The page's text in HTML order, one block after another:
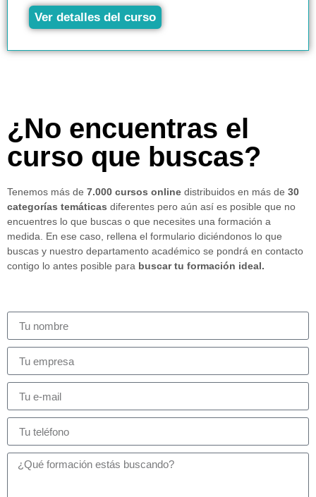
Ver detalles del curso
¿No encuentras el
curso que buscas?
Tenemos más de 7.000 cursos online distribuidos en más de 30
categorías temáticas diferentes pero aún así es posible que no
encuentres lo que buscas o que necesites una formación a
medida. En ese caso, rellena el formulario diciéndonos lo que
buscas y nuestro departamento académico se pondrá en contacto
contigo lo antes posible para buscar tu formación ideal.